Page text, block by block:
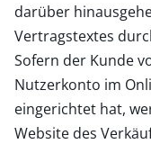
darüber
Vertragstextes
Sofern der Kunde
Nutzerkonto im
eingerichtet hat,
Website des